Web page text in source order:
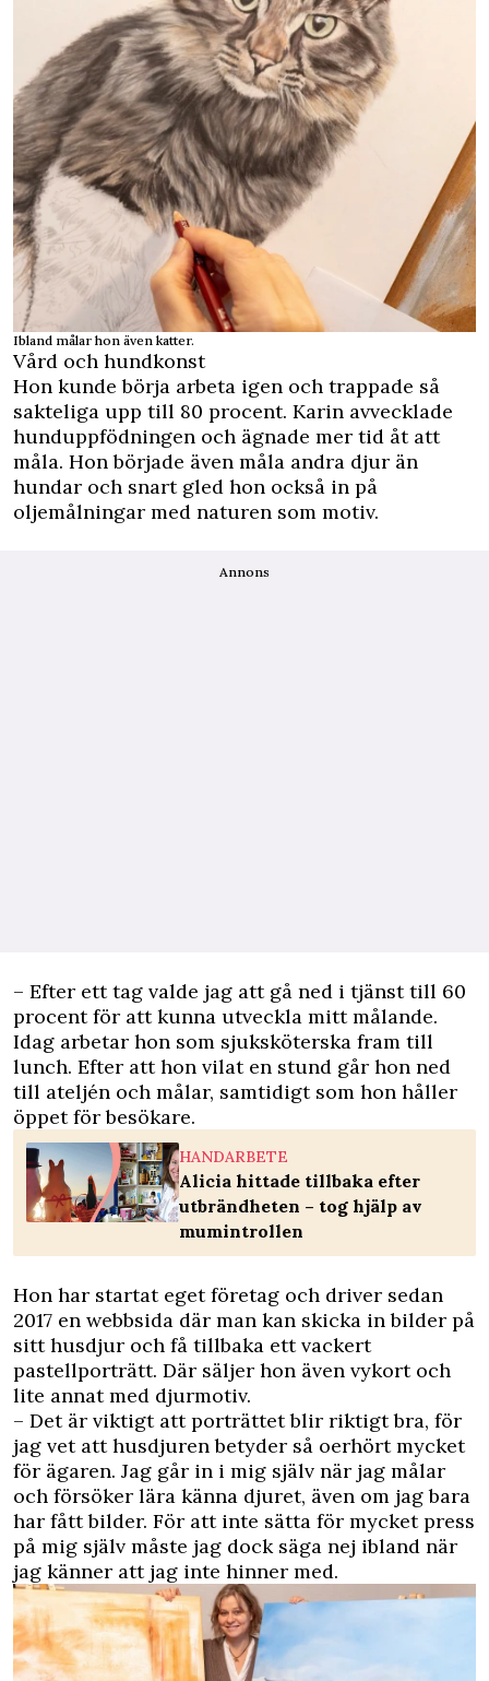
Ibland målar hon även katter.
Vård och hundkonst
Hon kunde börja arbeta igen och trappade så
sakteliga upp till 80 procent. Karin avvecklade
hunduppfödningen och ägnade mer tid åt att
måla. Hon började även måla andra djur än
hundar och snart gled hon också in på
oljemålningar med naturen som motiv.
Annons
– Efter ett tag valde jag att gå ned i tjänst till 60
procent för att kunna utveckla mitt målande.
Idag arbetar hon som sjuksköterska fram till
lunch. Efter att hon vilat en stund går hon ned
till ateljén och målar, samtidigt som hon håller
öppet för besökare.
HANDARBETE
Alicia hittade tillbaka efter
utbrändheten – tog hjälp av
mumintrollen
Hon har startat eget företag och driver sedan
2017 en webbsida där man kan skicka in bilder på
sitt husdjur och få tillbaka ett vackert
pastellporträtt. Där säljer hon även vykort och
lite annat med djur­motiv.
– Det är viktigt att porträttet blir riktigt bra, för
jag vet att husdjuren betyder så oerhört mycket
för ägaren. Jag går in i mig själv när jag målar
och försöker lära känna djuret, även om jag bara
har fått bilder. För att inte sätta för mycket press
på mig själv måste jag dock säga nej ibland när
jag känner att jag inte hinner med.